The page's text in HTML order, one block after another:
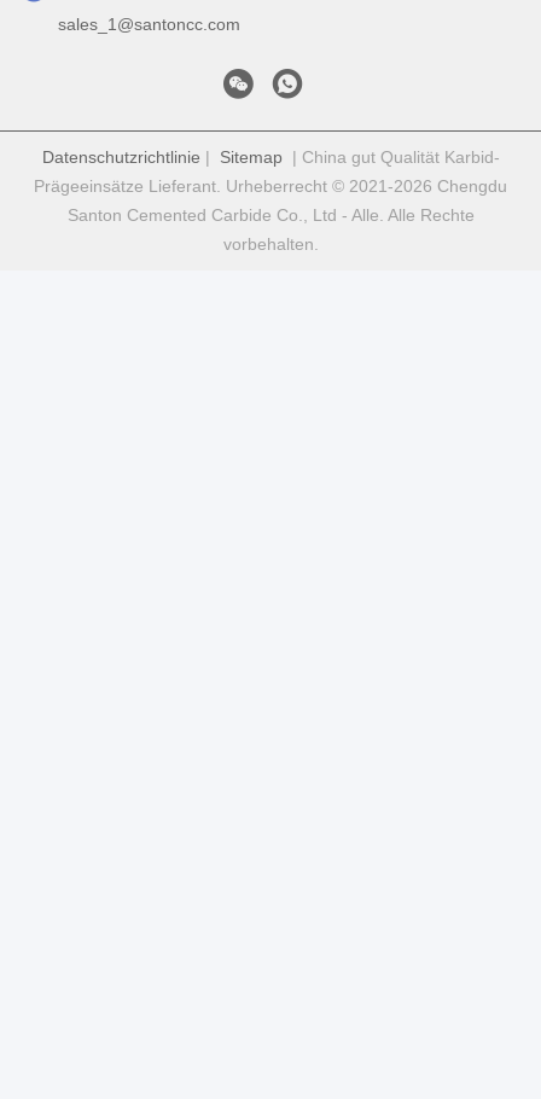
sales_1@santoncc.com
Datenschutzrichtlinie | Sitemap| China gut Qualität Karbid-
Prägeeinsätze Lieferant. Urheberrecht © 2021-2026 Chengdu
Santon Cemented Carbide Co., Ltd - Alle. Alle Rechte
vorbehalten.